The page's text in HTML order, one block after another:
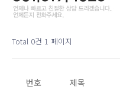
Total 0건 1 페이지
번호 제목